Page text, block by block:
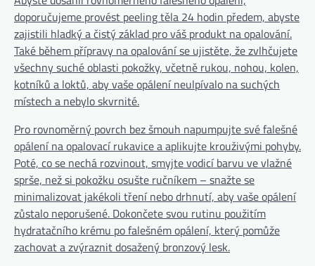
doporučujeme provést peeling těla 24 hodin předem, abyste
zajistili hladký a čistý základ pro váš produkt na opalování.
Také během přípravy na opalování se ujistěte, že zvlhčujete
všechny suché oblasti pokožky, včetně rukou, nohou, kolen,
kotníků a loktů, aby vaše opálení neulpívalo na suchých
místech a nebylo skvrnité.
Pro rovnoměrný povrch bez šmouh napumpujte své falešné
opálení na opalovací rukavice a aplikujte krouživými pohyby.
Poté, co se nechá rozvinout, smyjte vodicí barvu ve vlažné
sprše, než si pokožku osušte ručníkem – snažte se
minimalizovat jakékoli tření nebo drhnutí, aby vaše opálení
zůstalo neporušené. Dokončete svou rutinu použitím
hydratačního krému po falešném opálení, který pomůže
zachovat a zvýraznit dosažený bronzový lesk.